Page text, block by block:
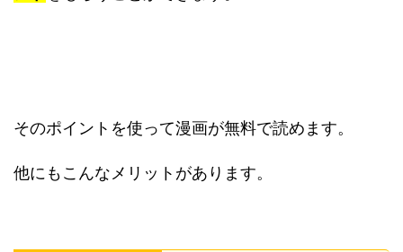
そのポイントを使って漫画が無料で読めます。
他にもこんなメリットがあります。